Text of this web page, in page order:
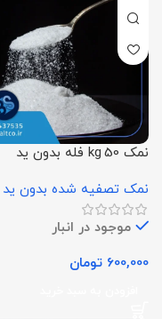
نمک 50 kg فله بدون ید
نمک تصفیه شده بدون ید
موجود در انبار
600,000 تومان